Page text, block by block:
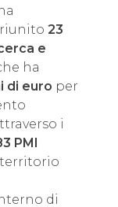
23
e
ha
di euro per
i
PMI
di